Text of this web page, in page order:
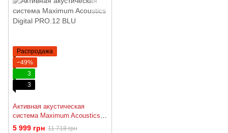
Распродажа
−49%
3
3
Активная акустическая
система Maximum Acoustics
Digital PRO.12 BLU
5 999 грн 11 718 грн